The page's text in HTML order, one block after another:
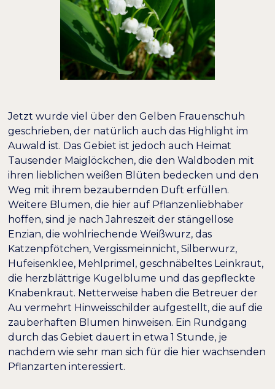
Jetzt wurde viel über den Gelben Frauenschuh
geschrieben, der natürlich auch das Highlight im
Auwald ist. Das Gebiet ist jedoch auch Heimat
Tausender Maiglöckchen, die den Waldboden mit
ihren lieblichen weißen Blüten bedecken und den
Weg mit ihrem bezaubernden Duft erfüllen.
Weitere Blumen, die hier auf Pflanzenliebhaber
hoffen, sind je nach Jahreszeit derstängellose
Enzian, diewohlriechende Weißwurz, das
Katzenpfötchen,Vergissmeinnicht,Silberwurz,
Hufeisenklee, Mehlprimel ,geschnäbeltes Leinkraut,
die herzblättrige Kugelblume und dasgepfleckte
Knabenkraut. Netterweise haben die Betreuer der
Au vermehrt Hinweisschilder aufgestellt, die auf die
zauberhaften Blumen hinweisen. Ein Rundgang
durch das Gebiet dauert in etwa 1 Stunde, je
nachdem wie sehr man sich für die hier wachsenden
Pflanzarten interessiert.